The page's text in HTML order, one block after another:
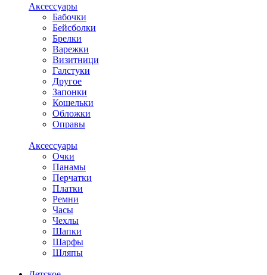
Аксессуары
Бабочки
Бейсболки
Брелки
Варежки
Визитници
Галстуки
Другое
Запонки
Кошельки
Обложки
Оправы
Аксессуары
Очки
Панамы
Перчатки
Платки
Ремни
Часы
Чехлы
Шапки
Шарфы
Шляпы